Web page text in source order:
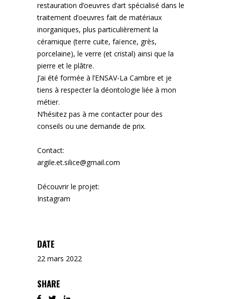
restauration d’oeuvres d’art spécialisé dans le
traitement d’oeuvres fait de matériaux
inorganiques, plus particulièrement la
céramique (terre cuite, faïence, grès,
porcelaine), le verre (et cristal) ainsi que la
pierre et le plâtre.
J’ai été formée à l’ENSAV-La Cambre et je
tiens à respecter la déontologie liée à mon
métier.
N’hésitez pas à me contacter pour des
conseils ou une demande de prix.
Contact:
argile.et.silice@gmail.com
Découvrir le projet:
Instagram
DATE
22 mars 2022
SHARE